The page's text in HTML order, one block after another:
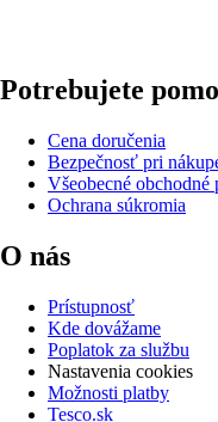
Potrebujete
Cena doručenia
Bezpečnosť pri
Všeobecné obchodné
Ochrana súkromia
O nás
Prístupnosť
Kde dovážame
Poplatok za službu
Nastavenia cookies
Možnosti platby
Tesco.sk